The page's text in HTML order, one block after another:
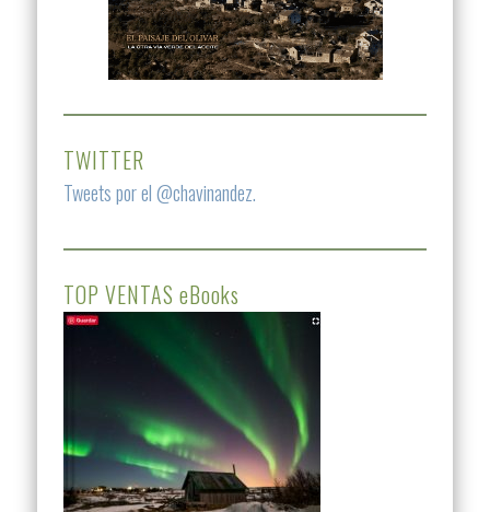
TWITTER
Tweets por el @chavinandez.
TOP VENTAS eBooks